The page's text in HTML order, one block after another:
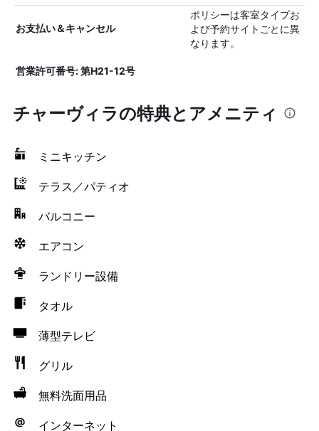
お支払い＆キャンセル
ポリシーは客室タイプお
よび予約サイトごとに異
なります。
営業許可番号: 第H21-12号
チャーヴィラの特典とアメニティ
ミニキッチン
テラス／パティオ
バルコニー
エアコン
ランドリー設備
タオル
薄型テレビ
グリル
無料洗面用品
インターネット